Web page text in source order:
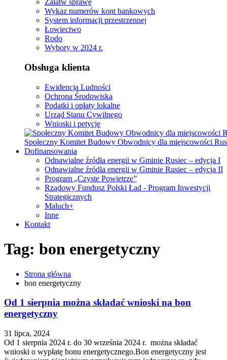
Załatw sprawę
Wykaz numerów kont bankowych
System informacji przestrzennej
Łowiectwo
Rodo
Wybory w 2024 r.
Obsługa klienta
Ewidencja Ludności
Ochrona Środowiska
Podatki i opłaty lokalne
Urząd Stanu Cywilnego
Wnioski i petycje
Społeczny Komitet Budowy Obwodnicy dla miejscowości
Dofinansowania
Odnawialne źródła energii w Gminie Rusiec – edycja I
Odnawialne źródła energii w Gminie Rusiec – edycja II
Program „Czyste Powietrze”
Rządowy Fundusz Polski Ład - Program Inwestycji
Strategicznych
Maluch+
Inne
Kontakt
Tag: bon energetyczny
Strona główna
bon energetyczny
Od 1 sierpnia można składać wnioski na bon
energetyczny
31 lipca, 2024
Od 1 sierpnia 2024 r. do 30 września 2024 r. można składać
wnioski o wypłatę bonu energetycznego.Bon energetyczny jest